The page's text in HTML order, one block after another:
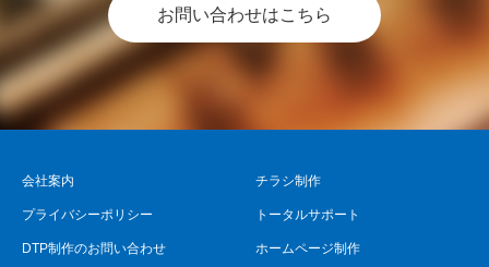
お問い合わせはこちら
会社案内
プライバシーポリシー
DTP制作のお問い合わせ
チラシ制作
トータルサポート
ホームページ制作